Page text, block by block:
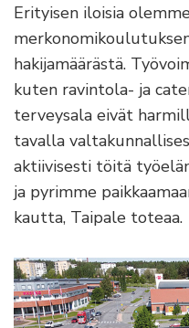
Erityisen iloisia
hakijamäärästä.
kuten ravintola- ja
terveysala eivät
tavalla
aktiivisesti töitä
ja pyrimme
kautta, Taipale toteaa.